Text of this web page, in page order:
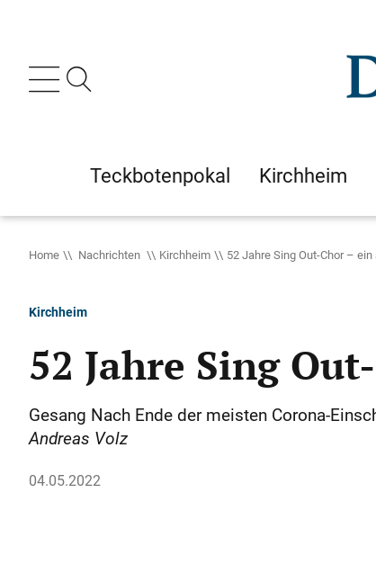
Teckbotenpokal Kirchheim
Home Nachrichten Kirchheim 52 Jahre Sing Out-Chor –
Kirchheim
52 Jahre Sing
Gesang Nach Ende der meisten Corona-
Andreas Volz
04.05.2022